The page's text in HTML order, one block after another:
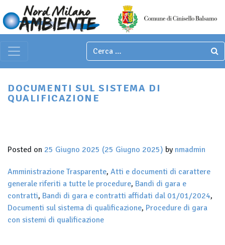
Main Navigation
DOCUMENTI SUL SISTEMA DI
QUALIFICAZIONE
Posted on 25 Giugno 2025 (25 Giugno 2025) by nmadmin
Amministrazione Trasparente, Atti e documenti di carattere
generale riferiti a tutte le procedure, Bandi di gara e
contratti, Bandi di gara e contratti affidati dal 01/01/2024,
Documenti sul sistema di qualificazione, Procedure di gara
con sistemi di qualificazione